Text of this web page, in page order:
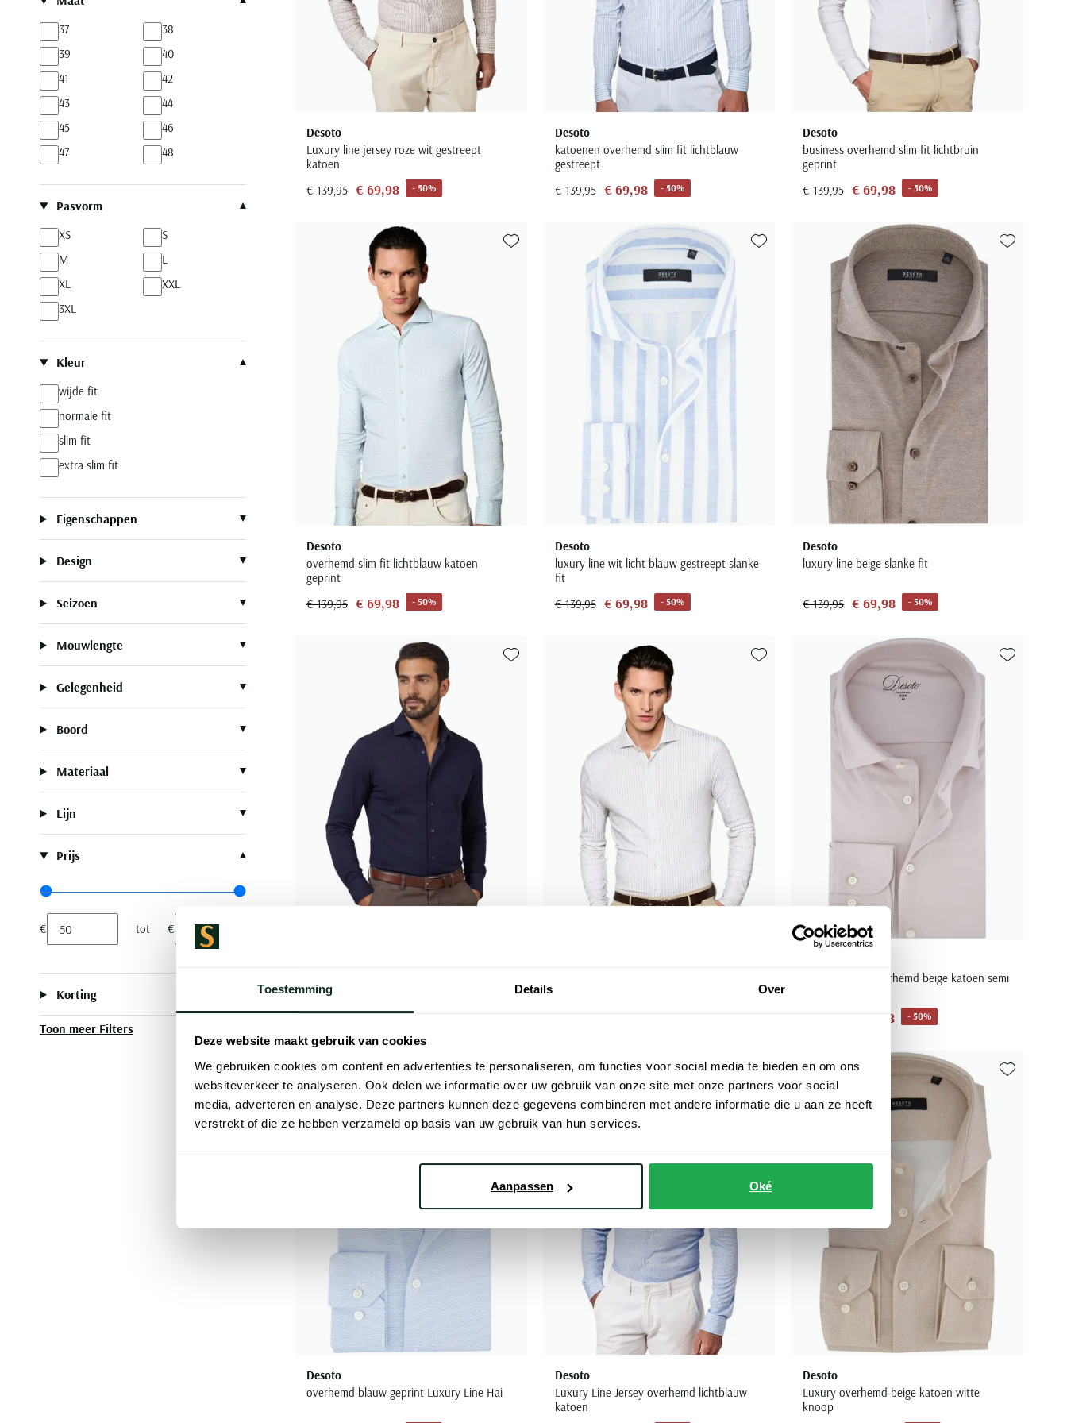
Toestemming Details Over
Deze website maakt gebruik van cookies
We gebruiken cookies om content en advertenties te personaliseren, om functies voor social media te bieden en om ons
websiteverkeer te analyseren. Ook delen we informatie over uw gebruik van onze site met onze partners voor social
media, adverteren en analyse. Deze partners kunnen deze gegevens combineren met andere informatie die u aan ze heeft
verstrekt of die ze hebben verzameld op basis van uw gebruik van hun services.
Aanpassen Oké
37
38
39
40
41
42
43
44
45
46
47
48
Pasvorm
XS
S
M
L
XL
XXL
3XL
Kleur
wijde fit
normale fit
slim fit
extra slim fit
Eigenschappen
Design
Seizoen
Mouwlengte
Gelegenheid
Boord
Materiaal
Lijn
Prijs
Range slider min value
Range slider max value
Minimum value input
€ tot
Maximum value input
€
Korting
Toon meer Filters
Desoto
Luxury line jersey roze wit gestreept
katoen
€ 139,95 € 69,98 - 50%
Desoto
katoenen overhemd slim fit lichtblauw
gestreept
€ 139,95 € 69,98 - 50%
Desoto
business overhemd slim fit lichtbruin
geprint
€ 139,95 € 69,98 - 50%
Desoto
overhemd slim fit lichtblauw katoen
geprint
€ 139,95 € 69,98 - 50%
Toevoegen aan favorieten
Desoto
luxury line wit licht blauw gestreept slanke
fit
€ 139,95 € 69,98 - 50%
Toevoegen aan favorieten
Desoto
luxury line beige slanke fit
€ 139,95 € 69,98 - 50%
€ 179,95 € 89,98 - 50%
Toevoegen aan favorieten Toevoegen aan favorieten
Luxury jersey overhemd beige katoen semi
€ 89,98 - 50%
Desoto
overhemd blauw geprint Luxury Line Hai
Toevoegen aan favorieten
Desoto
Luxury Line Jersey overhemd lichtblauw
katoen
Toevoegen aan favorieten
Desoto
Luxury overhemd beige katoen witte
knoop